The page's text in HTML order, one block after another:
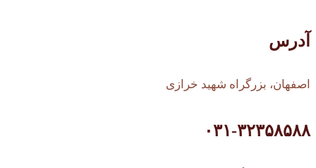
آدرس
اصفهان، بزرگراه شهید خرازی
۰۳۱-۳۲۳۵۸۵۸۸